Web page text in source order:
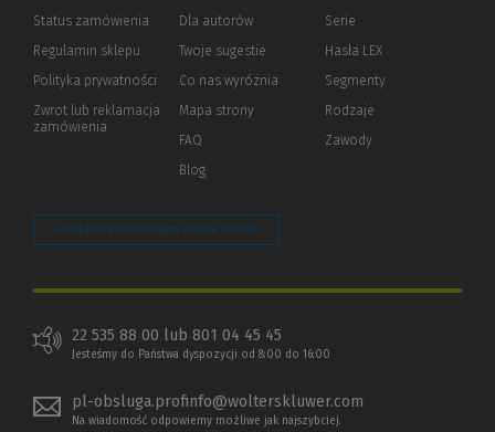
Status zamówienia
Regulamin sklepu
Polityka prywatności (Nowe
(Link
innej
Zwrot lub reklamacja
zamówienia
Dla autorów(Nowe
(Link
innej
Twoje sugestie
Co nas wyróżnia
Mapa strony
FAQ
Blog
Serie
Hasła LEX
Segmenty
Rodzaje
Zawody
Zarządzaj preferencjami plików cookie
22 535 88 00 lub 801 04 45 45
Jesteśmy do Państwa dyspozycji od 8:00 do 16:00
pl-obsluga.profinfo@wolterskluwer.com
Na wiadomość odpowiemy możliwe jak najszybciej.